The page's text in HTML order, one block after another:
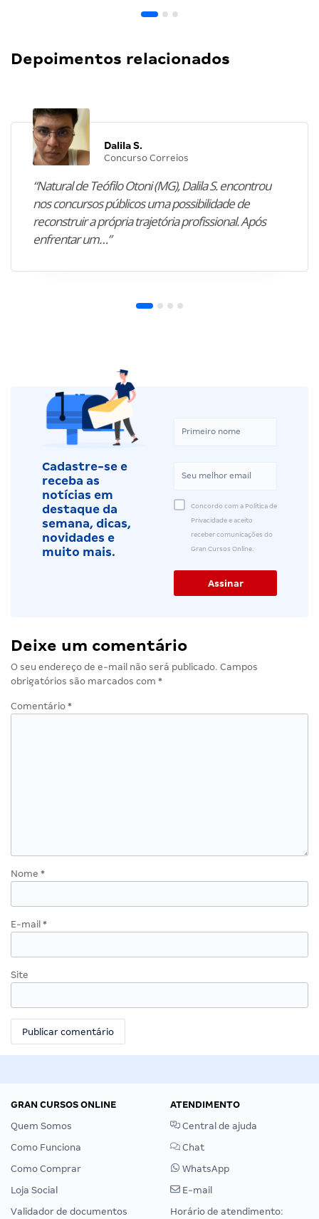
Depoimentos relacionados
Dalila S.
Concurso Correios
“Natural de Teófilo Otoni (MG), Dalila S. encontrou
nos concursos públicos uma possibilidade de
reconstruir a própria trajetória profissional. Após
enfrentar um…”
Cadastre-se e
receba as
notícias em
destaque da
semana, dicas,
novidades e
muito mais.
Concordo com a Política de
Privacidade e aceito
receber comunicações do
Gran Cursos Online.
Deixe um comentário
O seu endereço de e-mail não será publicado. Campos
obrigatórios são marcados com *
Comentário *
Nome *
E-mail *
Site
GRAN CURSOS ONLINE
Quem Somos
Como Funciona
Como Comprar
Loja Social
Validador de documentos
ATENDIMENTO
Central de ajuda
Chat
WhatsApp
E-mail
Horário de atendimento: